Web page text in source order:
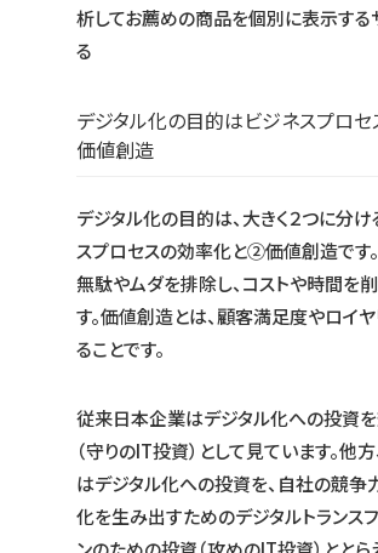
析してお薦めの商品を個別に表示する
る
デジタル化の目的はビジネスプロ
価値創造
デジタル化の目的は、大きく２つに分
スプロセスの効率化と②価値創造です
無駄やムダを排除し、コストや時間を
す。価値創造とは、顧客満足度やロイ
ることです。
従来日本企業はデジタル化への投資
（守りのIT投資）として見ています。他
はデジタル化への投資を、自社の競争
化を生み出すためのデジタルトランス